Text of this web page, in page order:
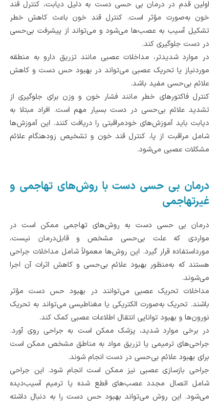
اولین قدم در درمان بی حسی دست به دلیل دیابت، کنترل قند
خون به‌صورت مؤثر است. کنترل قند خون باعث کاهش خطر
تشکیل آسیب به عصب‌ها می‌شود و می‌تواند از پیشرفت بی‌حسی
در دست جلوگیری کند.
در موارد شدیدتر، مداخلات عصبی مانند تزریق دارو به منطقه
موردنیاز یا تحریک عصبی می‌تواند در بهبود حس دست و کاهش
علائم بی‌حسی مفید باشد.
کنترل فاکتورهای خطر مانند فشار خون و وزن برای جلوگیری از
تشدید علائم بی‌حسی در دست بسیار مهم است. افراد مبتلا به
دیابت باید آموزش‌های خودمراقبتی را دریافت کنند. این آموزش‌ها
شامل مراقبت از پا، کنترل قند خون و تشخیص زودهنگام علائم
مشکلات عصبی می‌شود.
درمان بی حسی دست با روش‌های تهاجمی و
غیرتهاجمی
درمان بی حسی دست به روش‌های تهاجمی ممکن است در
مواردی که علت بی‌حسی مشخص و قابل‌درمان نیست،
مورداستفاده قرار گیرد. این روش‌ها معمولاً شامل مداخلات جراحی
هستند که به‌منظور بهبود علائم بی‌حسی و کاهش اثرات آن اجرا
می‌شوند.
مداخلات تحریک عصبی می‌توانند در بهبود حس دست مؤثر
باشند. تحریک به‌صورت الکتریکی یا مغناطیسی می‌تواند به تحریک
نورون‌ها و بهبود توانایی انتقال اطلاعات عصبی کمک کند.
در برخی موارد شدید، پزشک ممکن است به جراحی روی آورد.
جراحی‌های ترمیمی یا تزریق مواد به مناطق مشخص ممکن است
برای بهبود علائم بی‌حسی در دست انجام شوند.
جراحی بازسازی عصبی نیز ممکن است انجام شود. این جراحی
شامل اتصال مجدد عصب‌های قطع شده یا ترمیم آسیب‌دیده
می‌شود. این روش می‌تواند بهبود حس دست را به دنبال داشته